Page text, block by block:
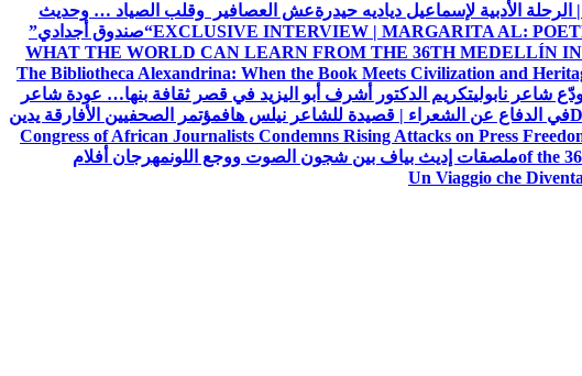
الأدبية لإسماعيل دياديه حيدرةعش العصافير وقلب الصياد … وحديث
EXCLUSIVE INTERVIEW | MARGARITA AL:“صندوق أجدادي”
WHAT THE WORLD CAN LEARN FROM THE 36TH MEDELLÍN
The Bibliotheca Alexandrina: When the Book Meets Civilization and
شاعر نابوليتكريم الدكتور أشرف أبو اليزيد في قصر ثقافة بنها… عودة شاعر
في الدفاع عن الشعراء | قصيدة للشاعر نيلس هافمؤتمر الصحفيين الأفارقة يدين
Congress of African Journalists Condemns Rising Attacks on Press
of theملصقات إديث بياف بين شجون الصوت ووجع اللونمهرجان أفلام
Un Viaggio che